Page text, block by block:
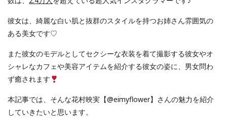
彼女は、綺麗な白い肌と抜群のスタイルを持つお姉さん雰囲気の
ある美女です♡
また彼女のモデルとしてセクシーな衣装を着て撮影する彼女やオ
シャレなカフェや美容アイテムを紹介する彼女の姿に、男女問わ
ず癒されます
本記事では、そんな花村映実【@eimyflower】さんの魅力を紹介
していきたいと思います。